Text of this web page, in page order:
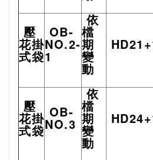
壓
花掛
式袋
OB-
NO.2-
1
依
檔
期
變
動
壓
花掛
式袋
OB-
NO.3
依
檔
期
變
動